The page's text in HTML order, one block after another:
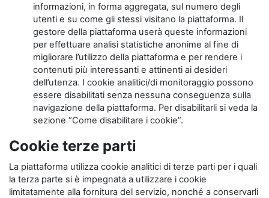
informazioni, in forma aggregata, sul numero degli
utenti e su come gli stessi visitano la piattaforma. Il
gestore della piattaforma userà queste informazioni
per effettuare analisi statistiche anonime al fine di
migliorare l’utilizzo della piattaforma e per rendere i
contenuti più interessanti e attinenti ai desideri
dell’utenza. I cookie analitici/di monitoraggio possono
essere disabilitati senza nessuna conseguenza sulla
navigazione della piattaforma. Per disabilitarli si veda la
sezione “Come disabilitare i cookie”.
Cookie terze parti
La piattaforma utilizza cookie analitici di terze parti per i quali
la terza parte si è impegnata a utilizzare i cookie
limitatamente alla fornitura del servizio, nonché a conservarli